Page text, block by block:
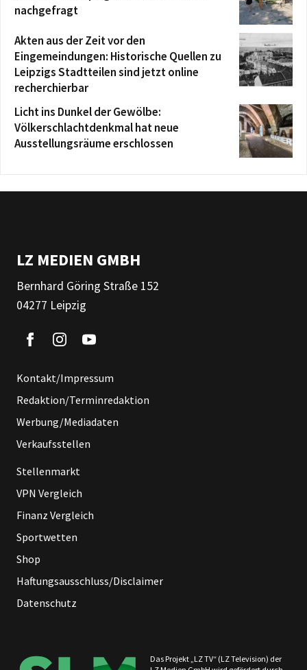
nachgefragt
Akten aus der Zeit vor den
Eingemeindungen: Historische Quellen zu
Leipzigs Stadtteilen sind jetzt online
recherchierbar
Licht ins Dunkel der Gewölbe:
Völkerschlachtdenkmal hat neue
Ausstellungsräume erschlossen
LZ MEDIEN GMBH
Bernhard Göring Straße 152
04277 Leipzig
Kontakt/Impressum
Redaktion/Terminredaktion
Werbung/Mediadaten
Verkaufsstellen
Stellenmarkt
VPN Vergleich
Finanz Vergleich
Sportwetten
Shop
Haftungsausschluss/Disclaimer
Datenschutz
Das Projekt „LZ TV“ (LZ Television) der